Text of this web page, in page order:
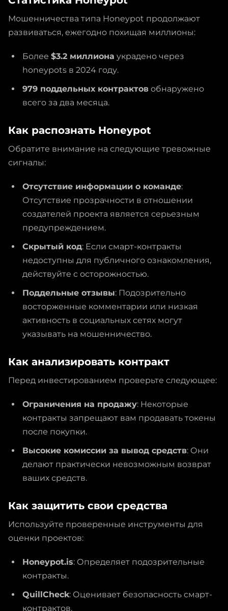
Мошенничества типа Honeypot продолжают
развиваться, ежегодно похищая миллионы:
Более $3.2 миллиона украдено через
honeypots в 2024 году.
979 поддельных контрактов обнаружено
всего за два месяца.
Как распознать Honeypot
Обратите внимание на следующие тревожные
сигналы:
Отсутствие информации о команде:
Отсутствие прозрачности в отношении
создателей проекта является серьезным
предупреждением.
Скрытый код: Если смарт-контракты
недоступны для публичного ознакомления,
действуйте с осторожностью.
Поддельные отзывы: Подозрительно
восторженные комментарии или низкая
активность в социальных сетях могут
указывать на мошенничество.
Как анализировать контракт
Перед инвестированием проверьте следующее:
Ограничения на продажу: Некоторые
контракты запрещают вам продавать токены
после покупки.
Высокие комиссии за вывод средств: Они
делают практически невозможным возврат
ваших средств.
Как защитить свои средства
Используйте проверенные инструменты для
оценки проектов:
Honeypot.is: Определяет подозрительные
контракты.
QuillCheck: Оценивает безопасность смарт-
контрактов.